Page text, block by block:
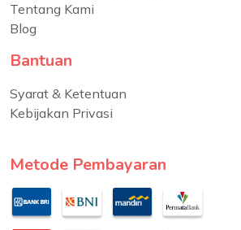
Tentang Kami
Blog
Bantuan
Syarat & Ketentuan
Kebijakan Privasi
Metode Pembayaran